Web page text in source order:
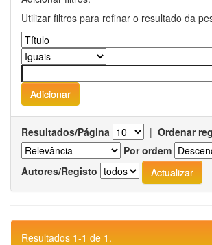
Utilizar filtros para refinar o resultado da
Resultados/Página | Ordenar
Por ordem
Autores/Registo
Resultados 1-1 de 1.